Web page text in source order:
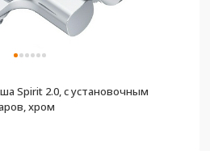
Spirit 2.0, с установочным
хром